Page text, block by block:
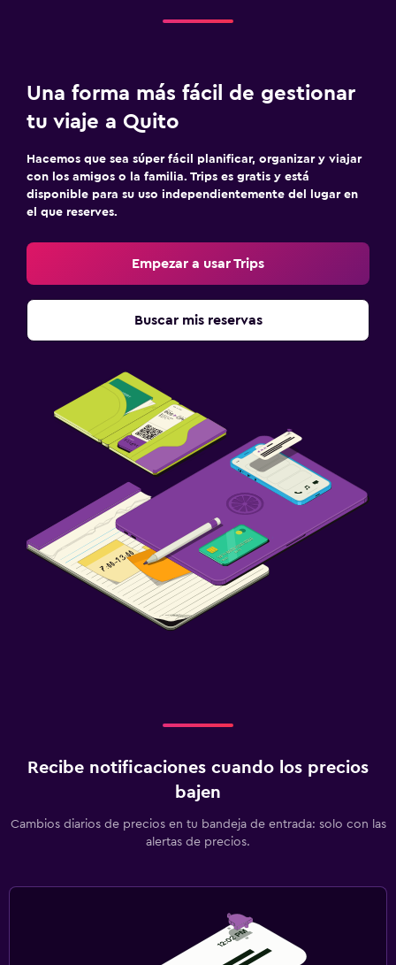
Una forma más fácil de gestionar
tu viaje a Quito
Hacemos que sea súper fácil planificar, organizar y viajar
con los amigos o la familia. Trips es gratis y está
disponible para su uso independientemente del lugar en
el que reserves.
Empezar a usar Trips
Buscar mis reservas
Recibe notificaciones cuando los precios
bajen
Cambios diarios de precios en tu bandeja de entrada: solo con las
alertas de precios.